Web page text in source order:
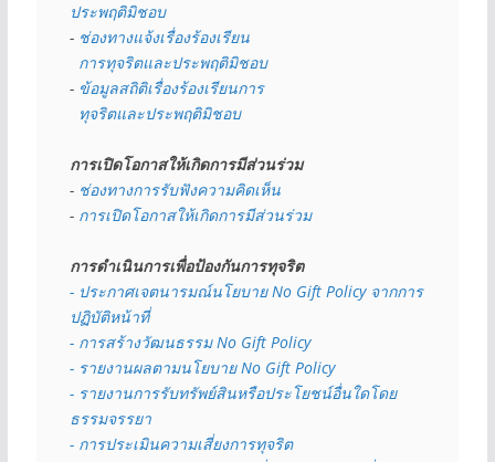
ประพฤติมิชอบ
- ช่องทางแจ้งเรื่องร้องเรียน
  การทุจริตและประพฤติมิชอบ
- ข้อมูลสถิติเรื่องร้องเรียนการ
  ทุจริตและประพฤติมิชอบ
การเปิดโอกาสให้เกิดการมีส่วนร่วม
- ช่องทางการรับฟังความคิดเห็น
- การเปิดโอกาสให้เกิดการมีส่วนร่วม
การดำเนินการเพื่อป้องกันการทุจริต
- ประกาศเจตนารมณ์นโยบาย No Gift Policy จากการ
ปฏิบัติหน้าที่
- การสร้างวัฒนธรรม No Gift Policy
- รายงานผลตามนโยบาย No Gift Policy
- รายงานการรับทรัพย์สินหรือประโยชน์อื่นใดโดย
ธรรมจรรยา
- การประเมินความเสี่ยงการทุจริต